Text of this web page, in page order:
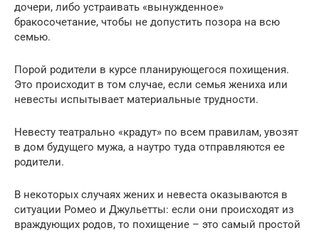
дочери, либо устраивать «вынужденное»
бракосочетание, чтобы не допустить позора на всю
семью.
Порой родители в курсе планирующегося похищения.
Это происходит в том случае, если семья жениха или
невесты испытывает материальные трудности.
Невесту театрально «крадут» по всем правилам, увозят
в дом будущего мужа, а наутро туда отправляются ее
родители.
В некоторых случаях жених и невеста оказываются в
ситуации Ромео и Джульетты: если они происходят из
враждующих родов, то похищение – это самый простой